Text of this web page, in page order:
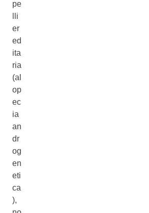
pe
lli
er
ed
ita
ria
(al
op
ec
ia
an
dr
og
en
eti
ca
),